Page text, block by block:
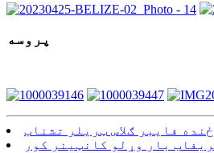
پروسه
فایبر ګلاس ټریلر تشناب
بار وړلو کانټینر کور